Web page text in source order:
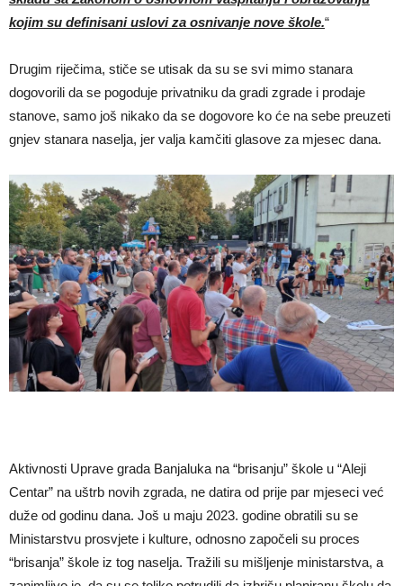
kojim su definisani uslovi za osnivanje nove škole.“
Drugim riječima, stiče se utisak da su se svi mimo stanara
dogovorili da se pogoduje privatniku da gradi zgrade i prodaje
stanove, samo još nikako da se dogovore ko će na sebe preuzeti
gnjev stanara naselja, jer valja kamčiti glasove za mjesec dana.
Aktivnosti Uprave grada Banjaluka na “brisanju” škole u “Aleji
Centar” na uštrb novih zgrada, ne datira od prije par mjeseci već
duže od godinu dana. Još u maju 2023. godine obratili su se
Ministarstvu prosvjete i kulture, odnosno započeli su proces
“brisanja” škole iz tog naselja. Tražili su mišljenje ministarstva, a